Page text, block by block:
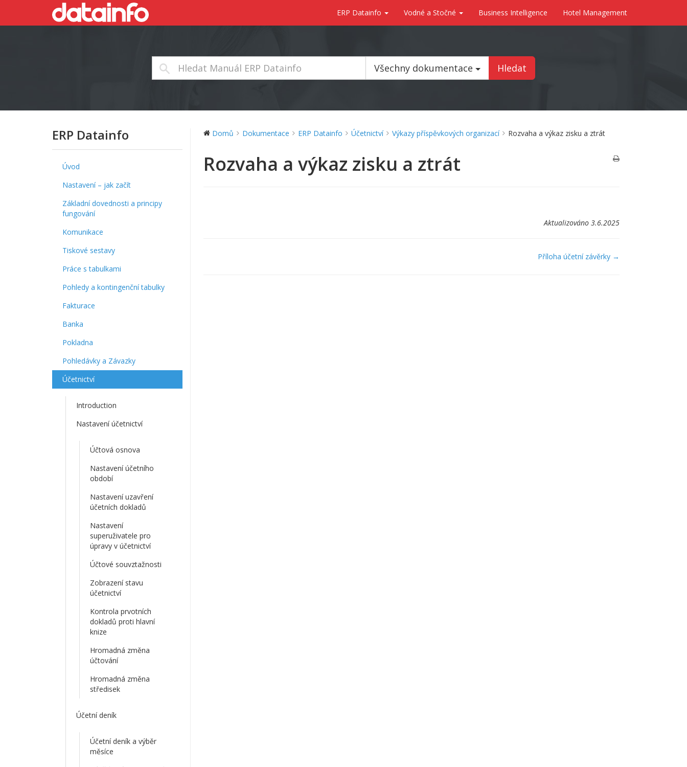
ERP Datainfo Vodné a Stočné Business Intelligence Hotel Management
Všechny dokumentace Hledat
ERP Datainfo
Úvod
Nastavení – jak začít
Základní dovednosti a principy
fungování
Komunikace
Tiskové sestavy
Práce s tabulkami
Pohledy a kontingenční tabulky
Fakturace
Banka
Pokladna
Pohledávky a Závazky
Účetnictví
Introduction
Nastavení účetnictví
Účtová osnova
Nastavení účetního
období
Nastavení uzavření
účetních dokladů
Nastavení
superuživatele pro
úpravy v účetnictví
Účtové souvztažnosti
Zobrazení stavu
účetnictví
Kontrola prvotních
dokladů proti hlavní
knize
Hromadná změna
účtování
Hromadná změna
středisek
Účetní deník
Účetní deník a výběr
měsíce
Domů Dokumentace ERP Datainfo Účetnictví Výkazy příspěvkových organizací Rozvaha a výkaz zisku a ztrát
Rozvaha a výkaz zisku a ztrát
Aktualizováno 3.6.2025
Příloha účetní závěrky →